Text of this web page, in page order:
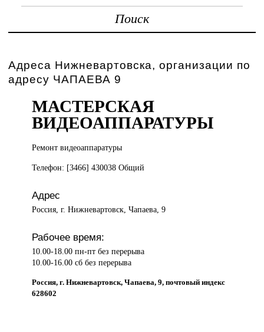
Поиск
Адреса Нижневартовска, организации по
адресу ЧАПАЕВА 9
МАСТЕРСКАЯ
ВИДЕОАППАРАТУРЫ
Ремонт видеоаппаратуры
Телефон: [3466] 430038 Общий
Адрес
Россия, г. Нижневартовск, Чапаева, 9
Рабочее время:
10.00-18.00 пн-пт без перерыва
10.00-16.00 сб без перерыва
Россия, г. Нижневартовск, Чапаева, 9, почтовый индекс
628602